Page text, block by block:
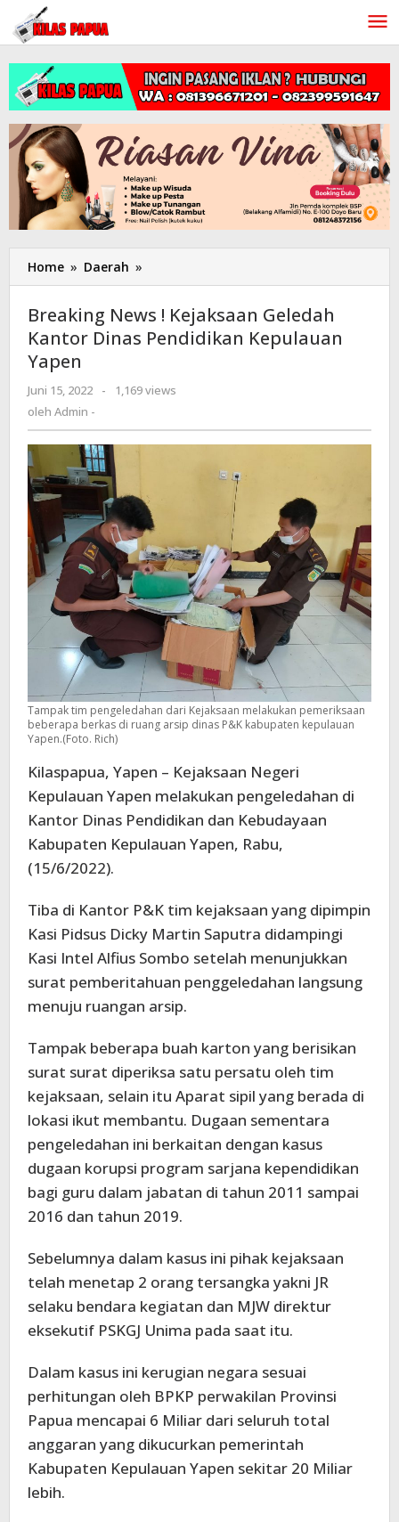
Lewati
konten
Home » Daerah »
News
Kejaksaan
Geledah
Pendidikan
Yapen
Breaking News ! Kejaksaan Geledah
Kantor Dinas Pendidikan Kepulauan
Yapen
Juni 15, 2022
oleh
-
1,169 views
oleh Admin -
Tampak tim pengeledahan dari Kejaksaan melakukan pemeriksaan
beberapa berkas di ruang arsip dinas P&K kabupaten kepulauan
Yapen.(Foto. Rich)
Kilaspapua, Yapen – Kejaksaan Negeri
Kepulauan Yapen melakukan pengeledahan di
Kantor Dinas Pendidikan dan Kebudayaan
Kabupaten Kepulauan Yapen, Rabu,
(15/6/2022).
Tiba di Kantor P&K tim kejaksaan yang dipimpin
Kasi Pidsus Dicky Martin Saputra didampingi
Kasi Intel Alfius Sombo setelah menunjukkan
surat pemberitahuan penggeledahan langsung
menuju ruangan arsip.
Tampak beberapa buah karton yang berisikan
surat surat diperiksa satu persatu oleh tim
kejaksaan, selain itu Aparat sipil yang berada di
lokasi ikut membantu. Dugaan sementara
pengeledahan ini berkaitan dengan kasus
dugaan korupsi program sarjana kependidikan
bagi guru dalam jabatan di tahun 2011 sampai
2016 dan tahun 2019.
Sebelumnya dalam kasus ini pihak kejaksaan
telah menetap 2 orang tersangka yakni JR
selaku bendara kegiatan dan MJW direktur
eksekutif PSKGJ Unima pada saat itu.
Dalam kasus ini kerugian negara sesuai
perhitungan oleh BPKP perwakilan Provinsi
Papua mencapai 6 Miliar dari seluruh total
anggaran yang dikucurkan pemerintah
Kabupaten Kepulauan Yapen sekitar 20 Miliar
lebih.